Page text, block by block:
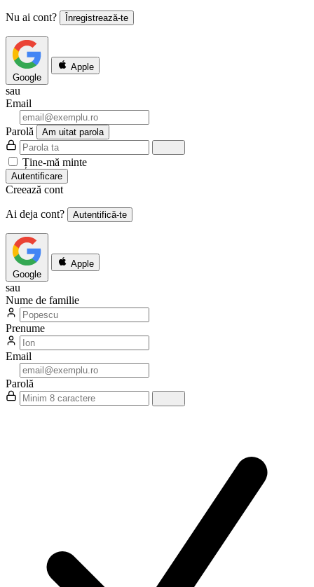
Nu ai cont? Înregistrează-te
Google
Apple
sau
Email
Parolă Am uitat parola
Ține-mă minte
Autentificare
Creează cont
Ai deja cont? Autentifică-te
Google
Apple
sau
Nume de familie
Prenume
Email
Parolă